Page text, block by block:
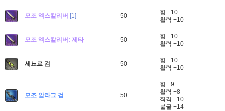
모조 엑스칼리버 [1] 50
힘 +10
활력 +10
모조 엑스칼리버: 제타 50
힘 +10
활력 +10
세뇨르 검 50
힘 +10
활력 +10
모조 알라그 검 50
힘 +9
활력 +8
직격 +10
불굴 +14